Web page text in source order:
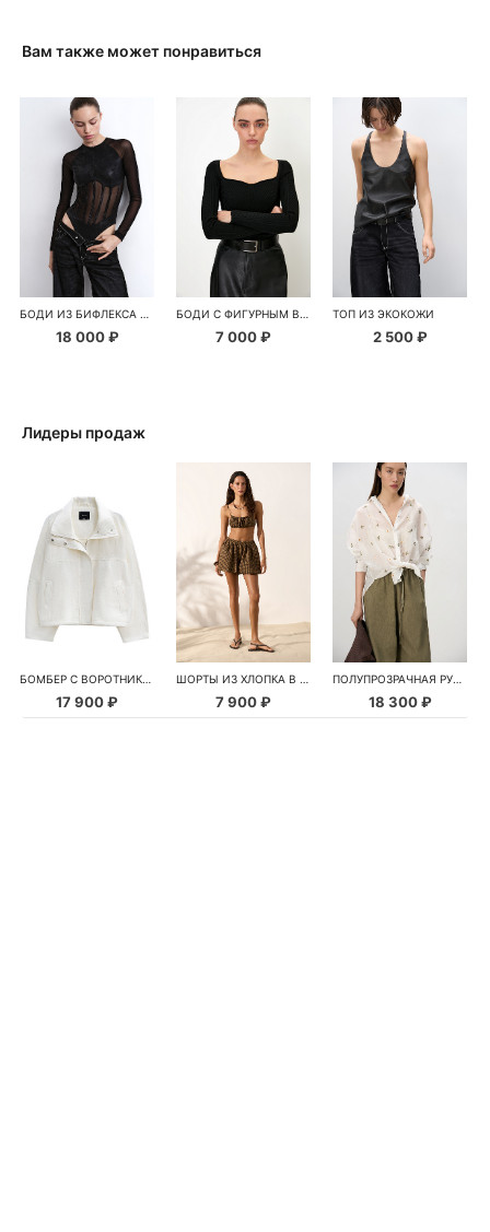
Вам также может понравиться
БОДИ ИЗ БИФЛЕКСА И СЕТКИ
18 000 ₽
БОДИ С ФИГУРНЫМ ВЫРЕЗОМ
7 000 ₽
ТОП ИЗ ЭКОКОЖИ
2 500 ₽
Лидеры продаж
БОМБЕР С ВОРОТНИКОМ-СТОЙКОЙ
17 900 ₽
ШОРТЫ ИЗ ХЛОПКА В КЛЕТКУ
7 900 ₽
ПОЛУПРОЗРАЧНАЯ РУБАШКА С РОМАШКАМИ
18 300 ₽